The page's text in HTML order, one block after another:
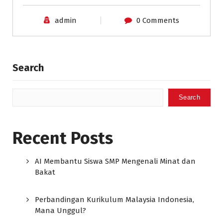
admin 0 Comments
Search
Search
Recent Posts
AI Membantu Siswa SMP Mengenali Minat dan
Bakat
Perbandingan Kurikulum Malaysia Indonesia,
Mana Unggul?